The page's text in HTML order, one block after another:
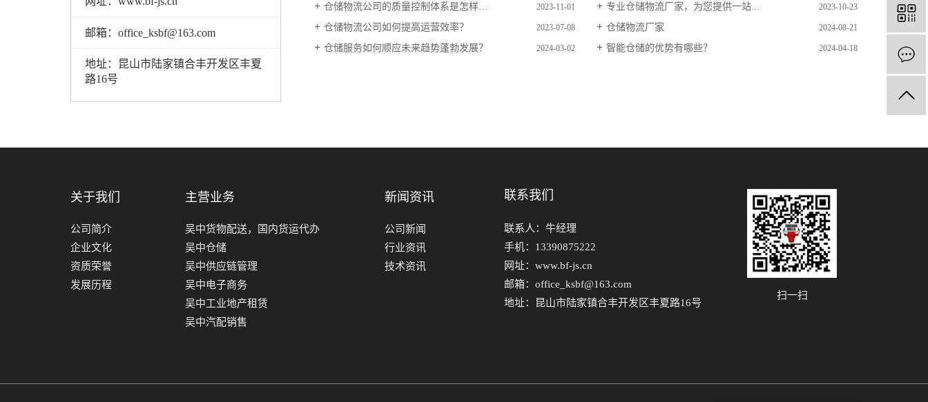
邮箱：office_ksbf@163.com
地址：昆山市陆家镇合丰开发区丰夏
路16号
仓储物流公司的质量控制体系是怎样的？ 2023-11-01 专业仓储物流厂家，为您提供一站... 2023-10-23
仓储物流公司如何提高运营效率？ 2023-07-08 仓储物流厂家 2024-08-21
仓储服务如何顺应未来趋势蓬勃发展？ 2024-03-02 智能仓储的优势有哪些？ 2024-04-18
关于我们
公司简介
企业文化
资质荣誉
发展历程
主营业务
吴中货物配送，国内货运代办
吴中仓储
吴中供应链管理
吴中电子商务
吴中工业地产租赁
吴中汽配销售
新闻资讯
公司新闻
行业资讯
技术资讯
联系我们
联系人：牛经理
手机：13390875222
网址：www.bf-js.cn
邮箱：office_ksbf@163.com
地址：昆山市陆家镇合丰开发区丰夏路16号
扫一扫